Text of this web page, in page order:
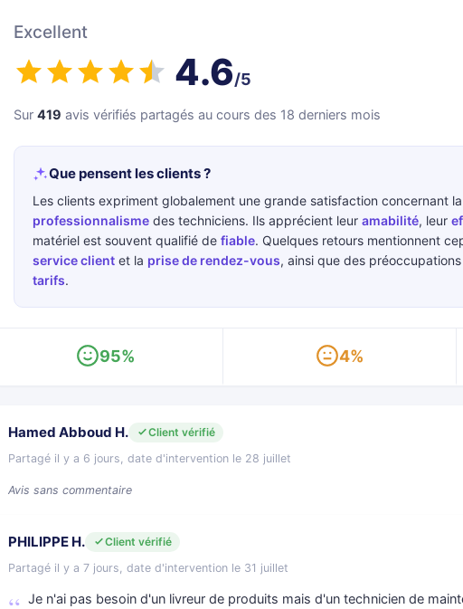
Excellent
4.6/5
Sur 419 avis vérifiés partagés au cours des 18 derniers mois
Que pensent les clients ?
Les clients expriment globalement une grande satisfaction concernant la
professionnalisme des techniciens. Ils apprécient leur amabilité, leur
matériel est souvent qualifié de fiable. Quelques retours mentionnent
service client et la prise de rendez-vous, ainsi que des
tarifs.
95% 4%
Hamed Abboud H.
Client vérifié
Partagé il y a 6 jours, date d'intervention le 28 juillet
Avis sans commentaire
PHILIPPE H.
Client vérifié
Partagé il y a 7 jours, date d'intervention le 31 juillet
Je n'ai pas besoin d'un livreur de produits mais d'un technicien de